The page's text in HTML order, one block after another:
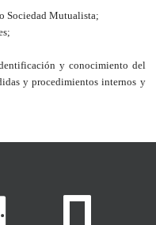
Sociedad Mutualista;
y conocimiento del
y procedimientos internos y